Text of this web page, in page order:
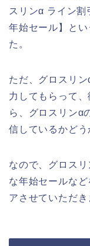
スリンα ライン
年始セール】と
た。
ただ、グロスリ
力してもらって
ら、グロスリンα
信しているかどう
なので、グロス
な年始セールな
アさせていただき